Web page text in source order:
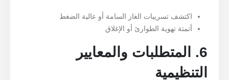
اكتشف تسريبات الغاز السامة أو عالية الضغط
أتمتة تهوية الطوارئ أو الإغلاق
6. المتطلبات والمعايير
التنظيمية